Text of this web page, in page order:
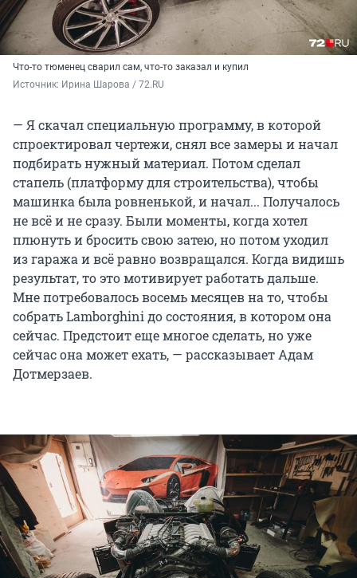
Что-то тюменец сварил сам, что-то заказал и купил
Источник: Ирина Шарова / 72.RU
— Я скачал специальную программу, в которой
спроектировал чертежи, снял все замеры и начал
подбирать нужный материал. Потом сделал
стапель (платформу для строительства), чтобы
машинка была ровненькой, и начал... Получалось
не всё и не сразу. Были моменты, когда хотел
плюнуть и бросить свою затею, но потом уходил
из гаража и всё равно возвращался. Когда видишь
результат, то это мотивирует работать дальше.
Мне потребовалось восемь месяцев на то, чтобы
собрать Lamborghini до состояния, в котором она
сейчас. Предстоит еще многое сделать, но уже
сейчас она может ехать, — рассказывает Адам
Дотмерзаев.